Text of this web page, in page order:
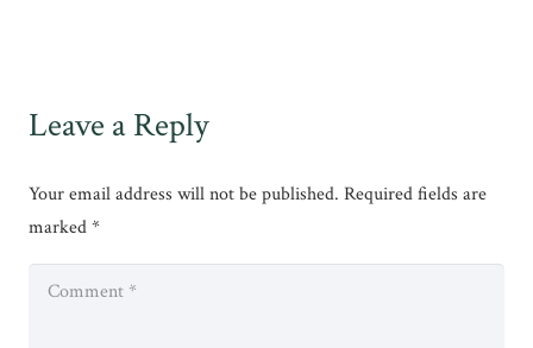
Leave a Reply
Your email address will not be published. Required fields are
marked*